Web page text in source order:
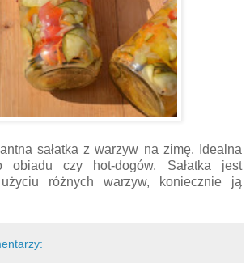
sałatka z warzyw na zimę. Idealna
obiadu czy hot-dogów. Sałatka jest
różnych warzyw, koniecznie ją